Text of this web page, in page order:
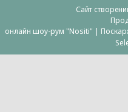
Сайт
онлайн шоу-рум "Nositi" |